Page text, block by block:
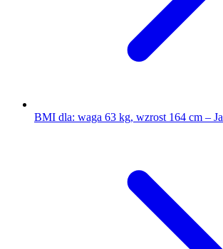
BMI dla: waga 63 kg, wzrost 164 cm –